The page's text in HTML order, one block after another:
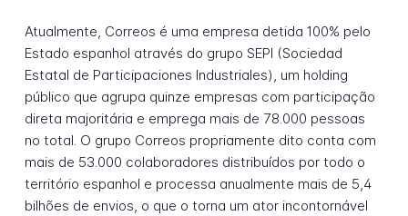
Atualmente, Correos é uma empresa detida 100% pelo
Estado espanhol através do grupo SEPI (Sociedad
Estatal de Participaciones Industriales), um holding
público que agrupa quinze empresas com participação
direta majoritária e emprega mais de 78.000 pessoas
no total. O grupo Correos propriamente dito conta com
mais de 53.000 colaboradores distribuídos por todo o
território espanhol e processa anualmente mais de 5,4
bilhões de envios, o que o torna um ator incontornável